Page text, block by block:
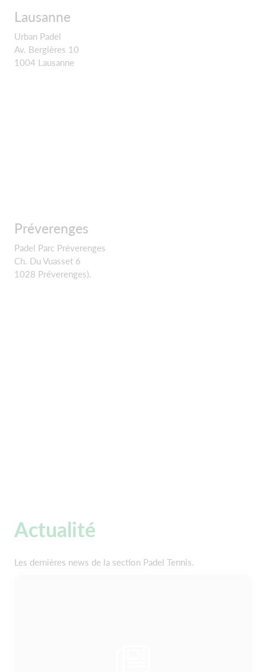
Lausanne
Urban Padel
Av. Bergières 10
1004 Lausanne
Préverenges
Padel Parc Préverenges
Ch. Du Vuasset 6
1028 Préverenges).
Actualité
Les dernières news de la section Padel Tennis.